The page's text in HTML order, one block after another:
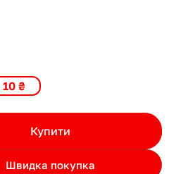
10 ₴
Купити
Швидка покупка